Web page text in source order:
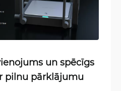
un spēcīgs
pilnu pārklājumu